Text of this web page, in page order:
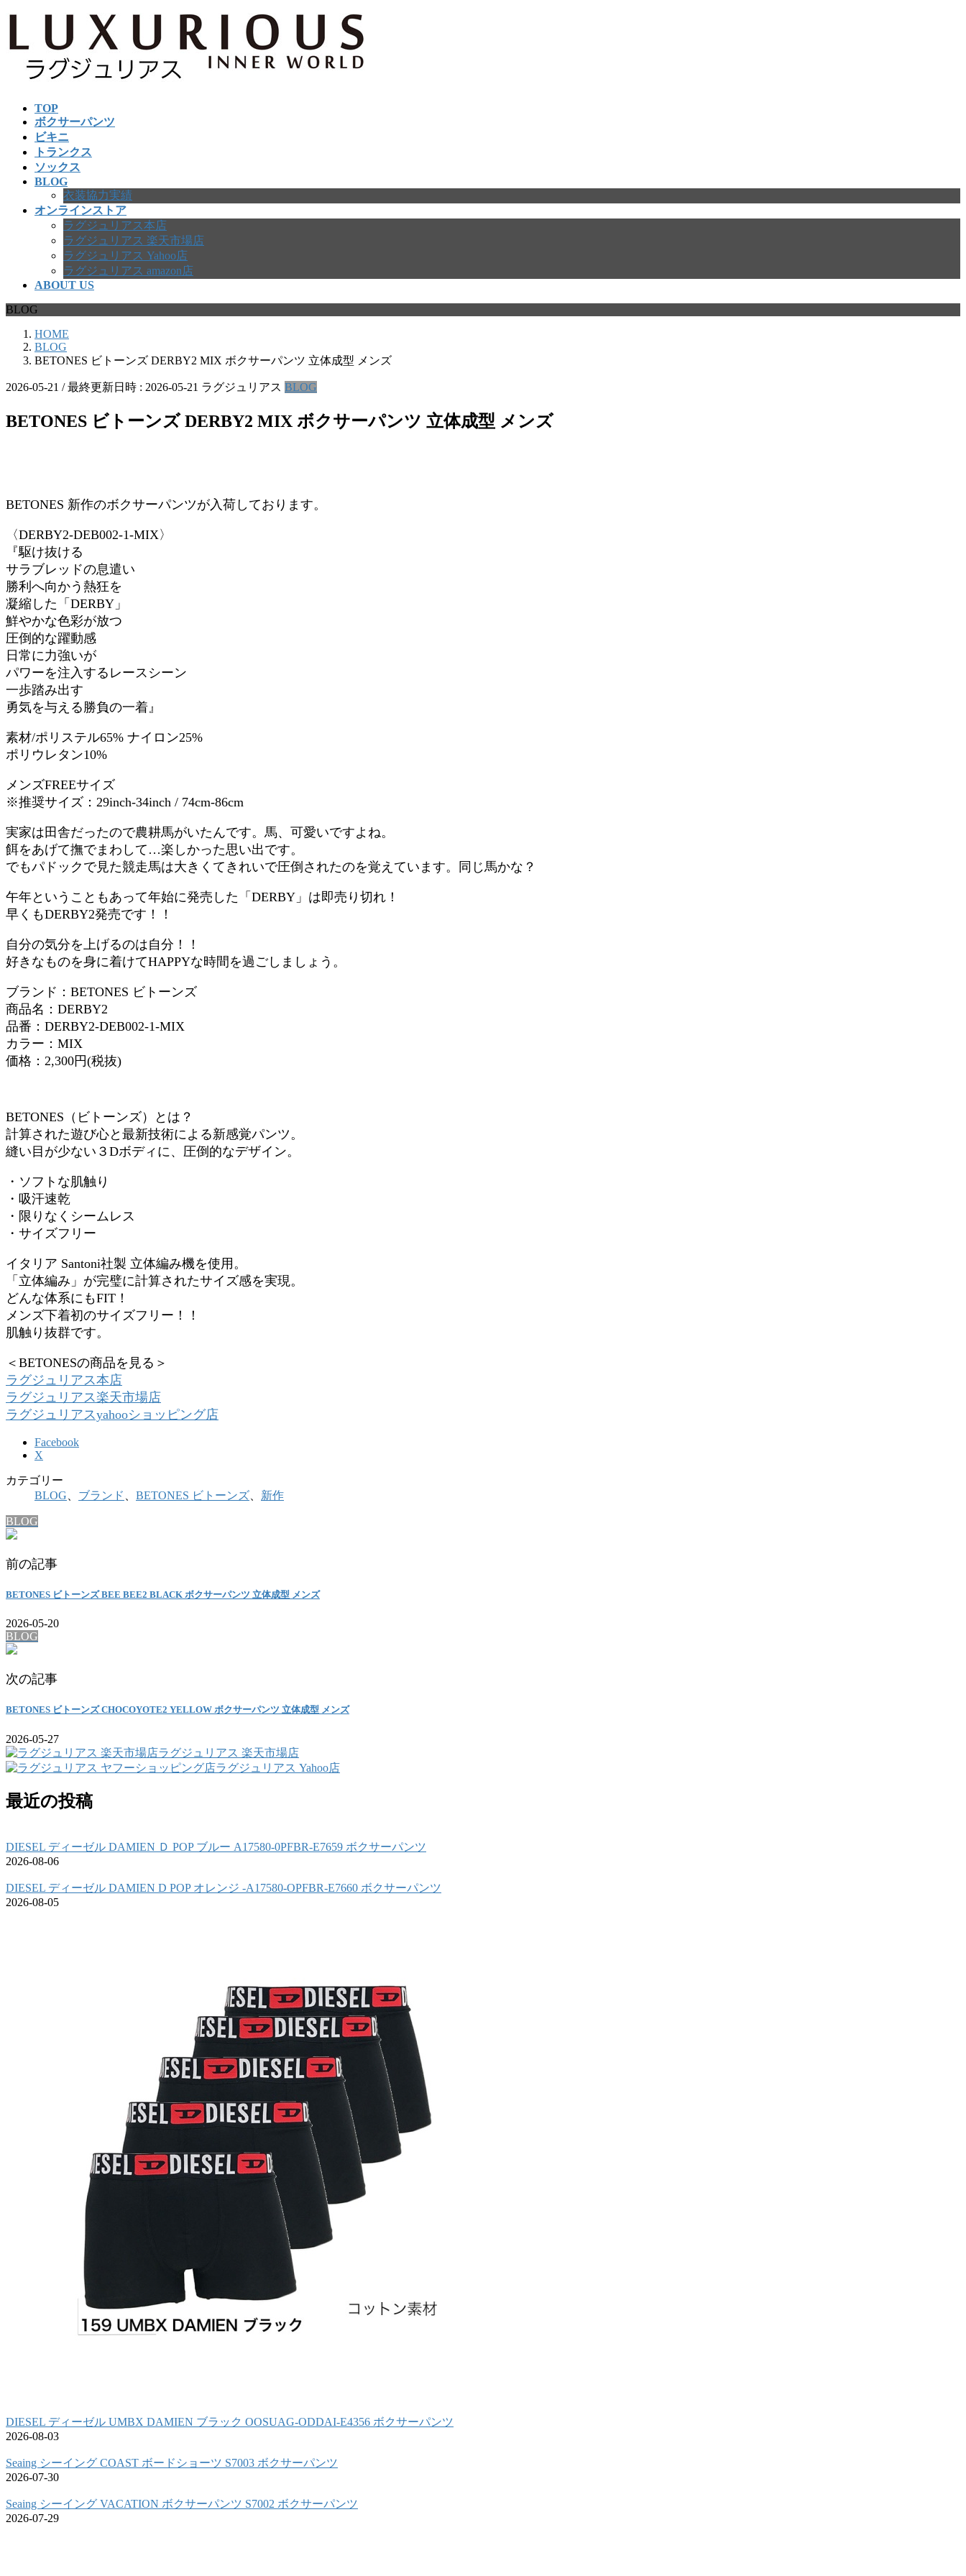
コ
テ
ナ
ゲ
TOP
ボクサーパンツ
ビキニ
トランクス
ソックス
BLOG
衣装協力実績
オンラインストア
ラグジュリアス本店
ラグジュリアス 楽天市場店
ラグジュリアス Yahoo店
ラグジュリアス amazon店
ABOUT US
BLOG
HOME
BLOG
BETONES ビトーンズ DERBY2 MIX ボクサーパンツ 立体成型 メンズ
2026-05-21 / 最終更新日時 : 2026-05-21 ラグジュリアス BLOG
BETONES ビトーンズ DERBY2 MIX ボクサーパンツ 立体成型 メンズ
BETONES 新作のボクサーパンツが入荷しております。
〈DERBY2-DEB002-1-MIX〉
『駆け抜ける
サラブレッドの息遣い
勝利へ向かう熱狂を
凝縮した「DERBY」
鮮やかな色彩が放つ
圧倒的な躍動感
日常に力強いが
パワーを注入するレースシーン
一歩踏み出す
勇気を与える勝負の一着』
素材/ポリステル65% ナイロン25%
ポリウレタン10%
メンズFREEサイズ
※推奨サイズ：29inch-34inch / 74cm-86cm
実家は田舎だったので農耕馬がいたんです。馬、可愛いですよね。
餌をあげて撫でまわして…楽しかった思い出です。
でもパドックで見た競走馬は大きくてきれいで圧倒されたのを覚えています。同じ馬かな？
午年ということもあって年始に発売した「DERBY」は即売り切れ！
早くもDERBY2発売です！！
自分の気分を上げるのは自分！！
好きなものを身に着けてHAPPYな時間を過ごしましょう。
ブランド：BETONES ビトーンズ
商品名：DERBY2
品番：DERBY2-DEB002-1-MIX
カラー：MIX
価格：2,300円(税抜)
BETONES（ビトーンズ）とは？
計算された遊び心と最新技術による新感覚パンツ。
縫い目が少ない３Dボディに、圧倒的なデザイン。
・ソフトな肌触り
・吸汗速乾
・限りなくシームレス
・サイズフリー
イタリア Santoni社製 立体編み機を使用。
「立体編み」が完璧に計算されたサイズ感を実現。
どんな体系にもFIT！
メンズ下着初のサイズフリー！！
肌触り抜群です。
＜BETONESの商品を見る＞
ラグジュリアス本店
ラグジュリアス楽天市場店
ラグジュリアスyahooショッピング店
Facebook
X
カテゴリー
BLOG
ブランド BETONES ビトーンズ 新作
BLOG
前の記事
BETONES ビトーンズ BEE BEE2 BLACK ボクサーパンツ 立体成型 メンズ
2026-05-20
BLOG
次の記事
BETONES ビトーンズ CHOCOYOTE2 YELLOW ボクサーパンツ 立体成型 メンズ
2026-05-27
ラグジュリアス 楽天市場店
ラグジュリアス Yahoo店
最近の投稿
DIESEL ディーゼル DAMIEN Ｄ POP ブルー A17580-0PFBR-E7659 ボクサーパンツ
2026-08-06
DIESEL ディーゼル DAMIEN D POP オレンジ -A17580-OPFBR-E7660 ボクサーパンツ
2026-08-05
DIESEL ディーゼル UMBX DAMIEN ブラック OOSUAG-ODDAI-E4356 ボクサーパンツ
2026-08-03
Seaing シーイング COAST ボードショーツ S7003 ボクサーパンツ
2026-07-30
Seaing シーイング VACATION ボクサーパンツ S7002 ボクサーパンツ
2026-07-29